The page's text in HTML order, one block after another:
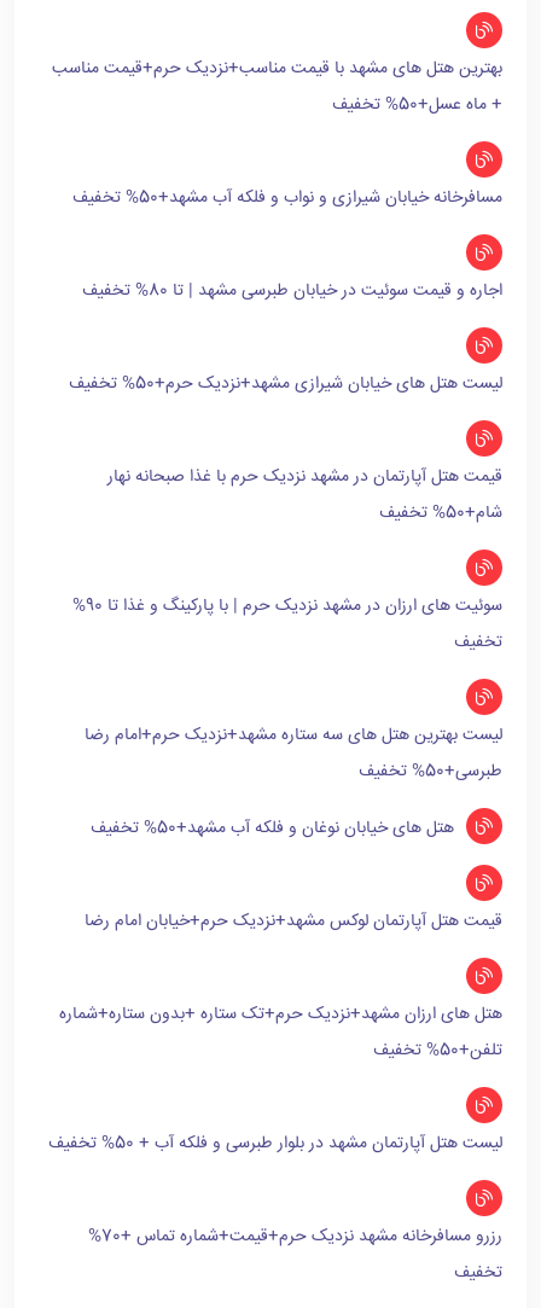
بهترین هتل های مشهد با قیمت مناسب+نزدیک حرم+قیمت مناسب
+ ماه عسل+50% تخفیف
مسافرخانه خیابان شیرازی و نواب و فلکه آب مشهد+50% تخفیف
اجاره و قیمت سوئیت در خیابان طبرسی مشهد | تا 80% تخفیف
لیست هتل های خیابان شیرازی مشهد+نزدیک حرم+50% تخفیف
قیمت هتل آپارتمان در مشهد نزدیک حرم با غذا صبحانه نهار
شام+50% تخفیف
سوئیت های ارزان در مشهد نزدیک حرم | با پارکینگ و غذا تا 90%
تخفیف
لیست بهترین هتل های سه ستاره مشهد+نزدیک حرم+امام رضا
طبرسی+50% تخفیف
هتل های خیابان نوغان و فلکه آب مشهد+50% تخفیف
قیمت هتل آپارتمان لوکس مشهد+نزدیک حرم+خیابان امام رضا
هتل های ارزان مشهد+نزدیک حرم+تک ستاره +بدون ستاره+شماره
تلفن+50% تخفیف
لیست هتل آپارتمان مشهد در بلوار طبرسی و فلکه آب + 50% تخفیف
رزرو مسافرخانه مشهد نزدیک حرم+قیمت+شماره تماس +70%
تخفیف